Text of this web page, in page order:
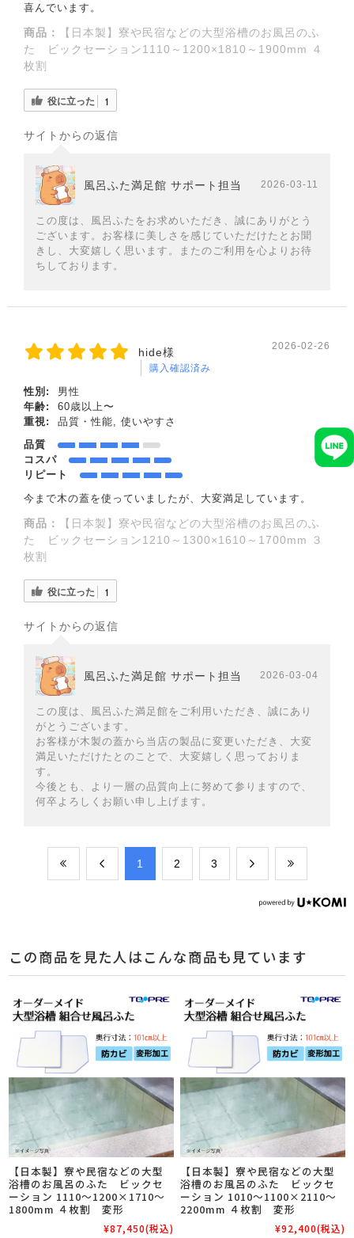
喜んでいます。
商品：
【日本製】寮や民宿などの大型浴槽のお風呂のふ
た ビックセーション1110～1200×1810～1900mm ４
枚割
役に立った 1
サイトからの返信
風呂ふた満足館 サポート担当 2026-03-11
この度は、風呂ふたをお求めいただき、誠にありがとう
ございます。お客様に美しさを感じていただけたとお聞
きし、大変嬉しく思います。またのご利用を心よりお待
ちしております。
hide様
購入確認済み
2026-02-26
性別:
男性
年齢:
60歳以上〜
重視:
品質・性能, 使いやすさ
品質
コスパ
リピート
今まで木の蓋を使っていましたが、大変満足しています。
商品：
【日本製】寮や民宿などの大型浴槽のお風呂のふ
た ビックセーション1210～1300×1610～1700mm ３
枚割
役に立った 1
サイトからの返信
風呂ふた満足館 サポート担当 2026-03-04
この度は、風呂ふた満足館をご利用いただき、誠にあり
がとうございます。
お客様が木製の蓋から当店の製品に変更いただき、大変
満足いただけたとのことで、大変嬉しく思っておりま
す。
今後とも、より一層の品質向上に努めて参りますので、
何卒よろしくお願い申し上げます。
​1 ​2 ​3
この商品を見た人はこんな商品も見ています
【日本製】寮や民宿などの大型
浴槽のお風呂のふた ビックセ
ーション 1110～1200×1710～
1800mm ４枚割 変形
¥87,450(税込)
【日本製】寮や民宿などの大型
浴槽のお風呂のふた ビックセ
ーション 1010～1100×2110～
2200mm ４枚割 変形
¥92,400(税込)